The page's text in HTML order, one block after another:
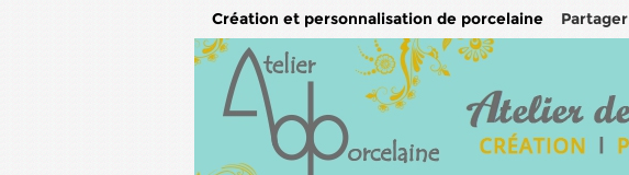
Création et personnalisation de porcelaine